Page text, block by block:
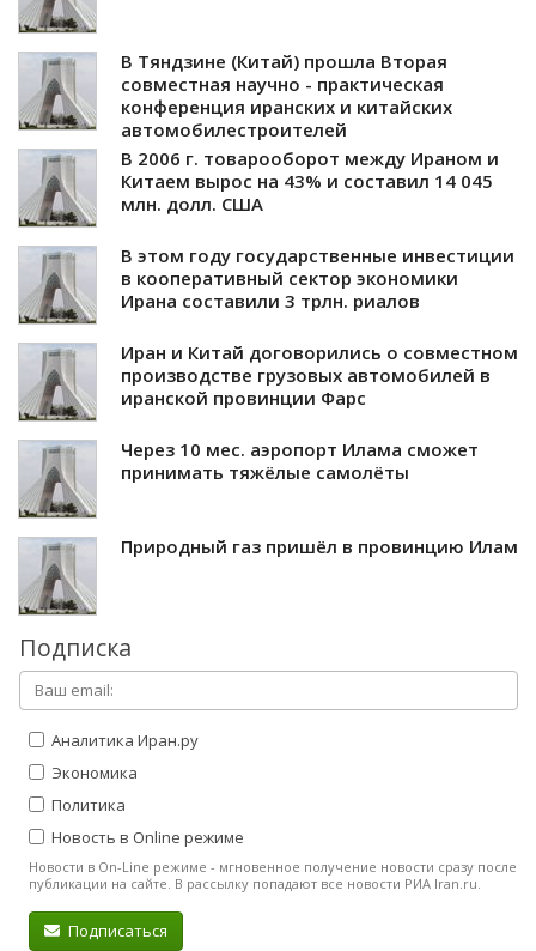
В Тяндзине (Китай) прошла Вторая
совместная научно - практическая
конференция иранских и китайских
автомобилестроителей
В 2006 г. товарооборот между Ираном и
Китаем вырос на 43% и составил 14 045
млн. долл. США
В этом году государственные инвестиции
в кооперативный сектор экономики
Ирана составили 3 трлн. риалов
Иран и Китай договорились о совместном
производстве грузовых автомобилей в
иранской провинции Фарс
Через 10 мес. аэропорт Илама сможет
принимать тяжёлые самолёты
Природный газ пришёл в провинцию Илам
Подписка
Аналитика Иран.ру
Экономика
Политика
Новость в Online режиме
Новости в On-Line режиме - мгновенное получение новости сразу после
публикации на сайте. В рассылку попадают все новости РИА Iran.ru.
Подписаться